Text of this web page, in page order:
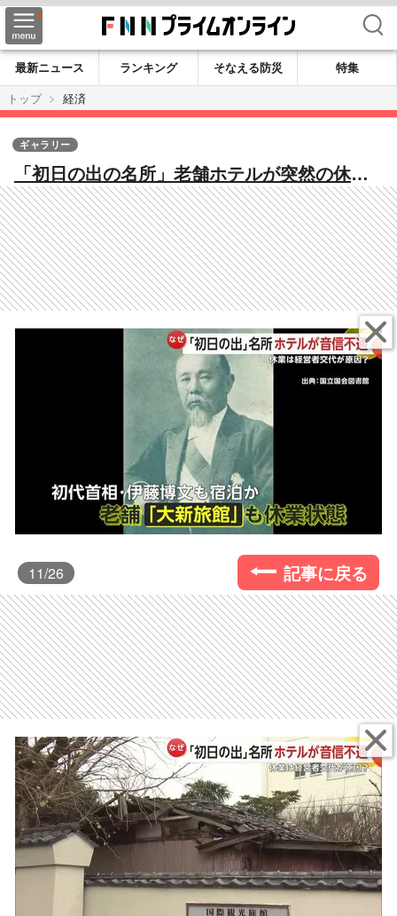
検索
最新ニュース ランキング そなえる防災
特集
トップ
経済
「初日の出の名所」老舗ホテルが突然の休業
状態「中国の方に譲ったという話聞いた」
いまだウェブ予約可能もキャンセルできず
千葉・銚子市
ギャラリー
11/26 記事に戻る